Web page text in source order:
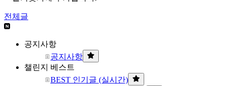
전체글
공지사항
공지사항
챌린지 베스트
BEST 인기글 (실시간)